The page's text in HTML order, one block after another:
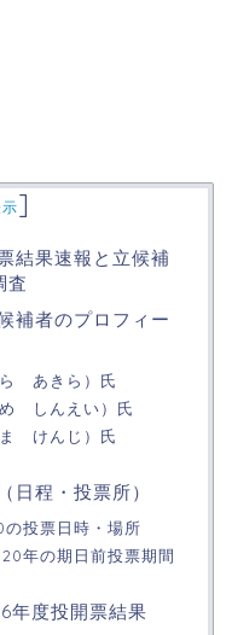
]
結果速報と立候補
査
補者のプロフィー
あきら）氏
しんえい）氏
けんじ）氏
日程・投票所）
投票日時・場所
年の期日前投票期間
年度投開票結果